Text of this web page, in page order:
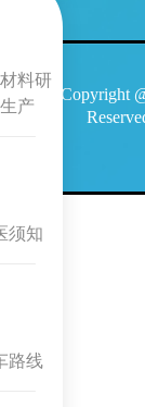
Copyright
料研
产
须知
路线